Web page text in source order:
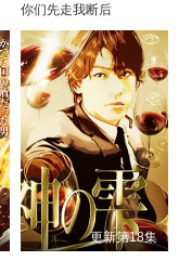
你们先走我断后
更新第18集